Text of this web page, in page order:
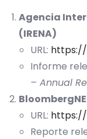
Agencia
(IRENA)
URL: https://
Informe
– Annual
URL:
Reporte